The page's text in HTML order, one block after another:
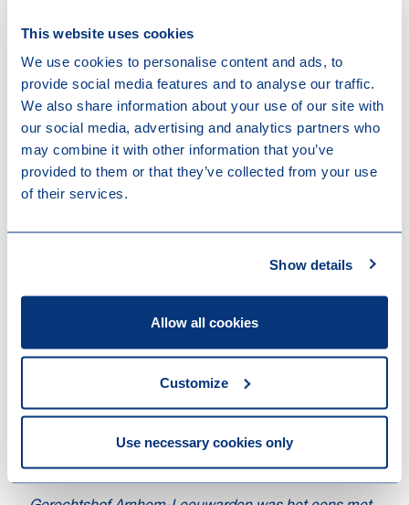
This website uses cookies
We use cookies to personalise content and ads, to
provide social media features and to analyse our traffic.
We also share information about your use of our site with
our social media, advertising and analytics partners who
may combine it with other information that you’ve
provided to them or that they’ve collected from your use
of their services.
Show details
Allow all cookies
Customize
Use necessary cookies only
verbeteren. Hij vraagt haar een persoonlijk
levert een algemeen plan in om de kennis op haar
gebied binnen Ecofys te vergroten. De leidinggevende
geeft vervolgens aan dat hij een PIP had verwacht en
bespreekt hoe een PIP eruit zou moeten zien. Haar
beoordeling over 2016 was weer onvoldoende en zij
haalde daarnaast ook haar salestargets niet. In 2017
ontving werkneemster een verzameling van alle
doelen die ze binnen drie maanden kon bereiken. Kort
verbetering van haar inhoudelijke functioneren en
gedrag kan worden gemeten en besluoot de
kantonrechter wees het verzoek van de werkgever
toe en ontbond de arbeidsovereenkomst wegens
disfunctioneren.